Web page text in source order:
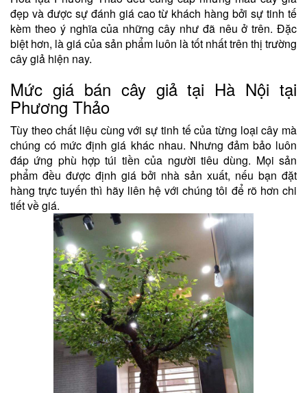
đẹp và được sự đánh giá cao từ khách hàng bởi sự tinh tế
kèm theo ý nghĩa của những cây như đã nêu ở trên. Đặc
biệt hơn, là giá của sản phẩm luôn là tốt nhất trên thị trường
cây giả hiện nay.
Mức giá bán cây giả tại Hà Nội tại
Phương Thảo
Tùy theo chất liệu cùng với sự tinh tế của từng loại cây mà
chúng có mức định giá khác nhau. Nhưng đảm bảo luôn
đáp ứng phù hợp túi tiền của người tiêu dùng. Mọi sản
phẩm đều được định giá bởi nhà sản xuất, nếu bạn đặt
hàng trực tuyến thì hãy liên hệ với chúng tôi để rõ hơn chi
tiết về giá.